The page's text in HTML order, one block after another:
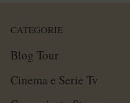
CATEGORIE
Blog Tour
Cinema e Serie Tv